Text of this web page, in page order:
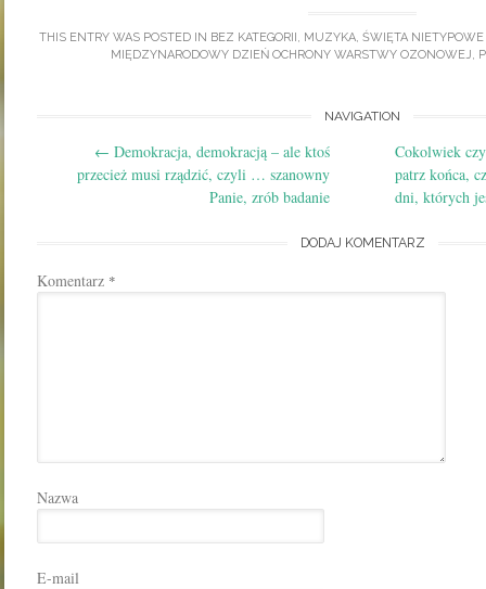
THIS ENTRY WAS POSTED IN BEZ KATEGORII , MUZYKA, ŚWIĘTA NIETYPOWE
MIĘDZYNARODOWY DZIEŃ OCHRONY WARSTWY OZONOWEJ,
navigation
NAVIGATION
← Demokracja, demokracją – ale ktoś
przecież musi rządzić, czyli … szanowny
Panie, zrób badanie
Cokolwiek
patrz końca,
dni, których
DODAJ KOMENTARZ
Komentarz *
Nazwa
E-mail